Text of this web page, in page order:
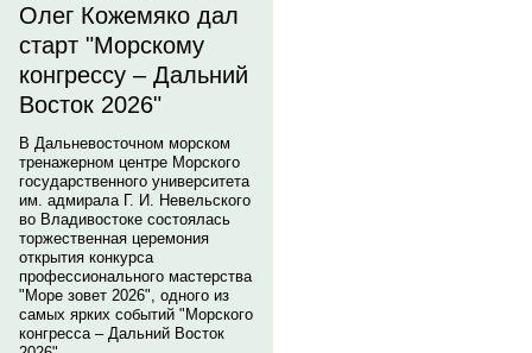
Олег Кожемяко дал
старт "Морскому
конгрессу – Дальний
Восток 2026"
В Дальневосточном морском
тренажерном центре Морского
государственного университета
им. адмирала Г. И. Невельского
во Владивостоке состоялась
торжественная церемония
открытия конкурса
профессионального мастерства
"Море зовет 2026", одного из
самых ярких событий "Морского
конгресса – Дальний Восток